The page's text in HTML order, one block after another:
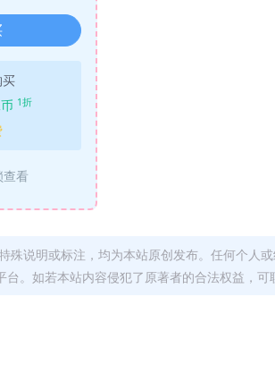
1折
查看
殊说明或标注，均为本站原创发布。任何个人
。如若本站内容侵犯了原著者的合法权益，可